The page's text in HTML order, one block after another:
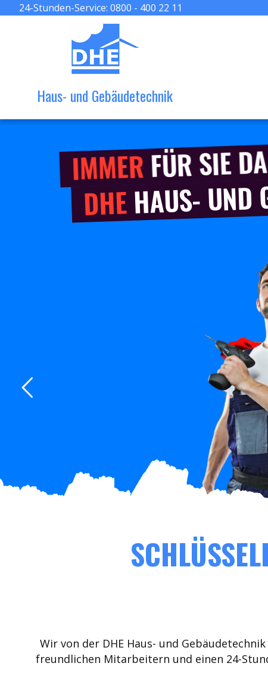
24-Stunden-Service: 0800 - 400 22 11
Haus- und Gebäudetechnik
IMMERFÜR SIE
DHEHAUS- UND
Wir von der DHE Haus- und
freundlichen Mitarbeitern und einen 24-